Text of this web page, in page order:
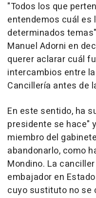
"Todos los que
entendemos cuál es
determinados
Manuel Adorni en
querer aclarar cuál
intercambios entre
Cancillería antes de
En este sentido, ha
presidente se hace"
miembro del
abandonarlo, como
Mondino. La
embajador en
cuyo sustituto no se